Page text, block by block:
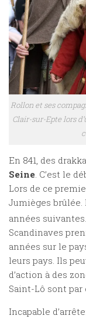
Rollon et ses
Clair-sur-Epte lors
En 841, des
Seine. C’est le
Lors de ce
Jumièges brûlée.
années
Scandinaves
années sur le
leurs pays. Ils
d’action à des
Saint-Lô sont par
Incapable